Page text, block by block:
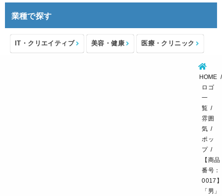
業種で探す
IT・クリエイティブ 美容・健康 医療・クリニック
HOME
ロゴ
一
覧
雰囲
気
ポッ
プ
【商品
番号：
0017】
「男」